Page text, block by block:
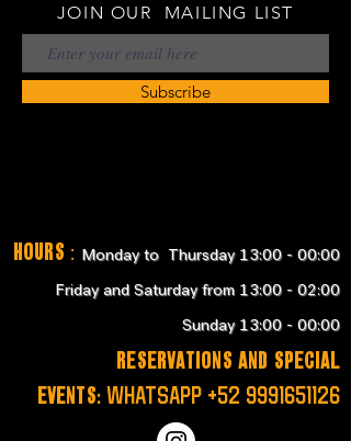
JOIN OUR MAILING LIST
Subscribe
Hours : Monday to Thursday 13:00 - 00:00
Friday and Saturday from 13:00 - 02:00
Sunday 13:00 - 00:00
RESERVATIONS and SPECIAL
EVENTS: WHATSAPP +52 9991651126